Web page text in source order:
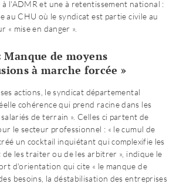
l'ADMR et une à retentissement national :
au CHU où le syndicat est partie civile au
« mise en danger ».
Manque de moyens
à marche forcée »
actions, le syndicat départemental
cohérence qui prend racine dans les
de terrain ». Celles ci partent de
le secteur professionnel : « le cumul de
un cocktail inquiétant qui complexifie les
de les traiter ou de les arbitrer », indique le
d'orientation qui cite « le manque de
besoins, la déstabilisation des entreprises